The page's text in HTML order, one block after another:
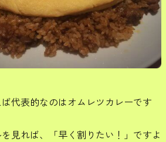
代表的なのはオムレツカレーです
見れば、「早く割りたい！」ですよ